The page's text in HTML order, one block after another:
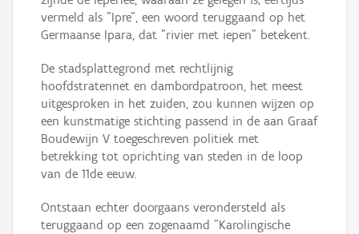
vermeld als "Ipre", een woord teruggaand op het
Germaanse Ipara, dat "rivier met iepen" betekent.
De stadsplattegrond met rechtlijnig
hoofdstratennet en dambordpatroon, het meest
uitgesproken in het zuiden, zou kunnen wijzen op
een kunstmatige stichting passend in de aan Graaf
Boudewijn V toegeschreven politiek met
betrekking tot oprichting van steden in de loop
van de 11de eeuw.
Ontstaan echter doorgaans verondersteld als
teruggaand op een zogenaamd "Karolingische